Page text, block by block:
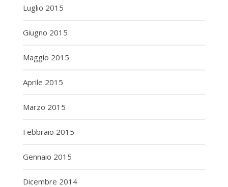
Luglio 2015
Giugno 2015
Maggio 2015
Aprile 2015
Marzo 2015
Febbraio 2015
Gennaio 2015
Dicembre 2014